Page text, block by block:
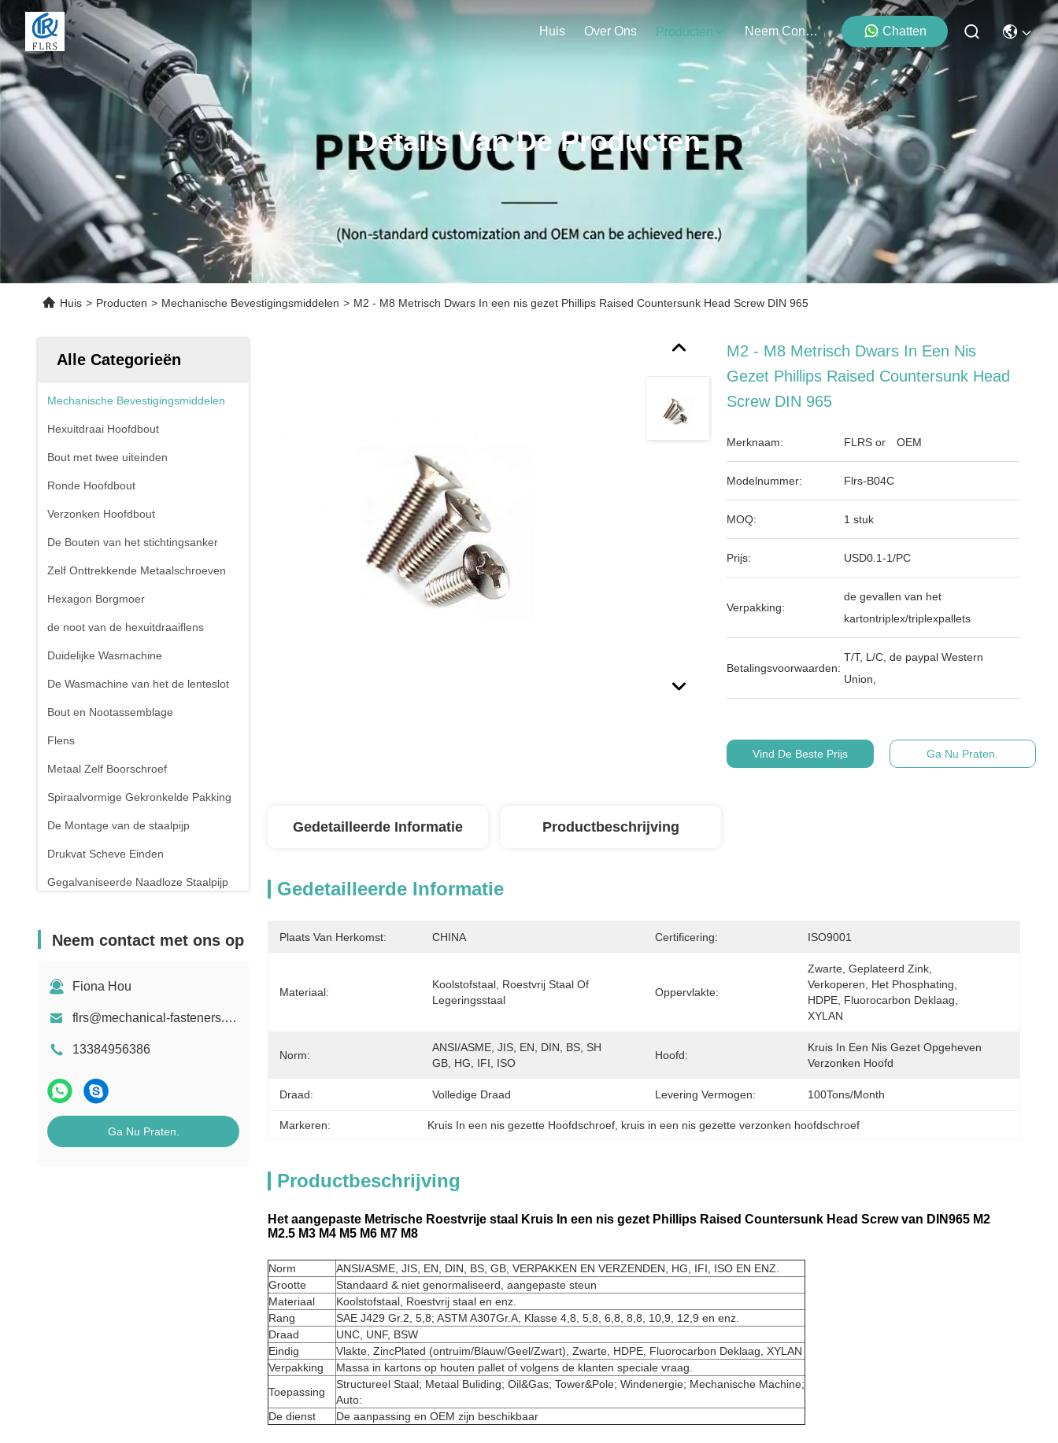
Huis Over Ons Producten Neem Contact Met Ons Op Chatten
Details Van De Producten
Huis > Producten > Mechanische Bevestigingsmiddelen > M2 - M8 Metrisch Dwars In een nis gezet Phillips Raised Countersunk Head Screw DIN 965
Alle Categorieën
Mechanische Bevestigingsmiddelen
Hexuitdraai Hoofdbout
Bout met twee uiteinden
Ronde Hoofdbout
Verzonken Hoofdbout
De Bouten van het stichtingsanker
Zelf Onttrekkende Metaalschroeven
Hexagon Borgmoer
de noot van de hexuitdraaiflens
Duidelijke Wasmachine
De Wasmachine van het de lenteslot
Bout en Nootassemblage
Flens
Metaal Zelf Boorschroef
Spiraalvormige Gekronkelde Pakking
De Montage van de staalpijp
Drukvat Scheve Einden
Gegalvaniseerde Naadloze Staalpijp
De compressielente
Neem contact met ons op
Fiona Hou
flrs@mechanical-fasteners.com
13384956386
Ga Nu Praten.
M2 - M8 Metrisch Dwars In Een Nis
Gezet Phillips Raised Countersunk Head
Screw DIN 965
Merknaam: FLRS or OEM
Modelnummer: Flrs-B04C
MOQ: 1 stuk
Prijs: USD0.1-1/PC
Verpakking:
de gevallen van het
kartontriplex/triplexpallets
Betalingsvoorwaarden:
T/T, L/C, de paypal Western
Union,
Vind De Beste Prijs Ga Nu Praten.
Gedetailleerde Informatie Productbeschrijving
Gedetailleerde Informatie
Plaats Van Herkomst: CHINA Certificering: ISO9001
Materiaal:
Koolstofstaal, Roestvrij Staal Of
Legeringsstaal
Oppervlakte:
Zwarte, Geplateerd Zink,
Verkoperen, Het Phosphating,
HDPE, Fluorocarbon Deklaag,
XYLAN
Norm:
ANSI/ASME, JIS, EN, DIN, BS, SH
GB, HG, IFI, ISO
Hoofd:
Kruis In Een Nis Gezet Opgeheven
Verzonken Hoofd
Draad: Volledige Draad Levering Vermogen: 100Tons/Month
Markeren: Kruis In een nis gezette Hoofdschroef kruis in een nis gezette verzonken hoofdschroef
Productbeschrijving
Het aangepaste Metrische Roestvrije staal Kruis In een nis gezet Phillips Raised Countersunk Head Screw van DIN965 M2
M2.5 M3 M4 M5 M6 M7 M8
Norm
ANSI/ASME, JIS, EN, DIN, BS, GB, VERPAKKEN EN VERZENDEN, HG, IFI, ISO EN ENZ.
Grootte
Standaard & niet genormaliseerd, aangepaste steun
Materiaal
Koolstofstaal, Roestvrij staal en enz.
Rang
SAE J429 Gr.2, 5,8; ASTM A307Gr.A, Klasse 4,8, 5,8, 6,8, 8,8, 10,9, 12,9 en enz.
Draad
UNC, UNF, BSW
Eindig
Vlakte, ZincPlated (ontruim/Blauw/Geel/Zwart), Zwarte, HDPE, Fluorocarbon Deklaag, XYLAN
Verpakking
Massa in kartons op houten pallet of volgens de klanten speciale vraag.
Toepassing
Structureel Staal; Metaal Buliding; Oil&Gas; Tower&Pole; Windenergie; Mechanische Machine;
Auto:
De dienst
De aanpassing en OEM zijn beschikbaar